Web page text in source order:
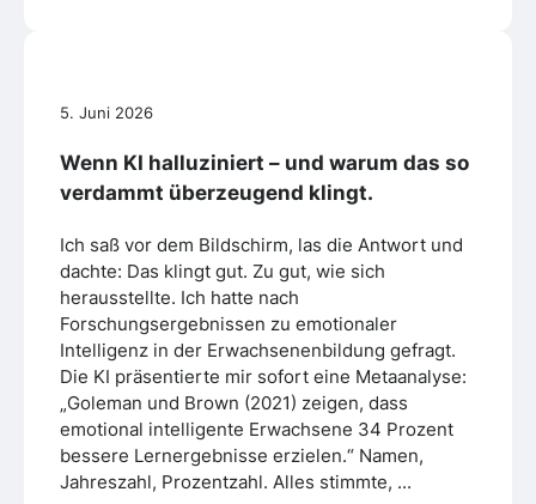
5. Juni 2026
Wenn KI halluziniert – und warum das so
verdammt überzeugend klingt.
Ich saß vor dem Bildschirm, las die Antwort und
dachte: Das klingt gut. Zu gut, wie sich
herausstellte. Ich hatte nach
Forschungsergebnissen zu emotionaler
Intelligenz in der Erwachsenenbildung gefragt.
Die KI präsentierte mir sofort eine Metaanalyse:
„Goleman und Brown (2021) zeigen, dass
emotional intelligente Erwachsene 34 Prozent
bessere Lernergebnisse erzielen.“ Namen,
Jahreszahl, Prozentzahl. Alles stimmte, ...